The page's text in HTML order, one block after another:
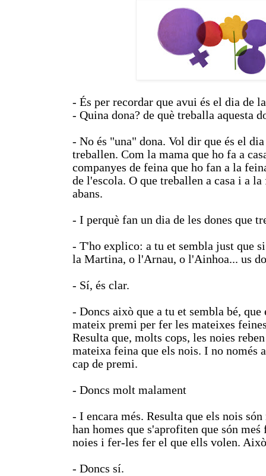
- És per recordar que avui és el dia de
- Quina dona? de què treballa aquesta
- No és "una" dona. Vol dir que és el
treballen. Com la mama que ho fa a
companyes de feina que ho fan a la
de l'escola. O que treballen a casa i a
abans.
- I perquè fan un dia de les dones que
- T'ho explico: a tu et sembla just que
la Martina, o l'Arnau, o l'Ainhoa... us
- Sí, és clar.
- Doncs això que a tu et sembla bé,
mateix premi per fer les mateixes
Resulta que, molts cops, les noies
mateixa feina que els nois. I no només
cap de premi.
- Doncs molt malament
- I encara més. Resulta que els nois
han homes que s'aprofiten que són meś
noies i fer-les fer el que ells volen.
- Doncs sí.